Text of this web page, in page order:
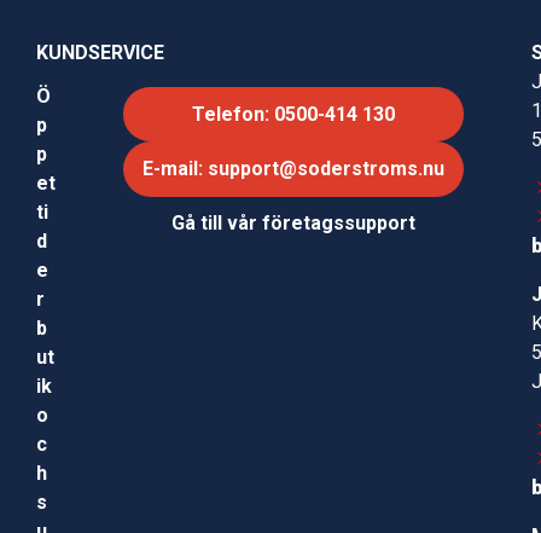
KUNDSERVICE
Ö
p
p
et
ti
d
e
r
b
ut
ik
o
c
h
s
Telefon: 0500-414 130
E-mail: support@soderstroms.nu
Gå till vår företagssupport